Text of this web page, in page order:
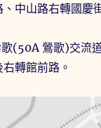
中山路右轉國慶
(50A 鶯歌)交流
轉館前路。